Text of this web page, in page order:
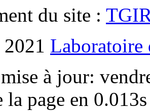
du site :
Laboratoire
à jour:
la page en 0.013s